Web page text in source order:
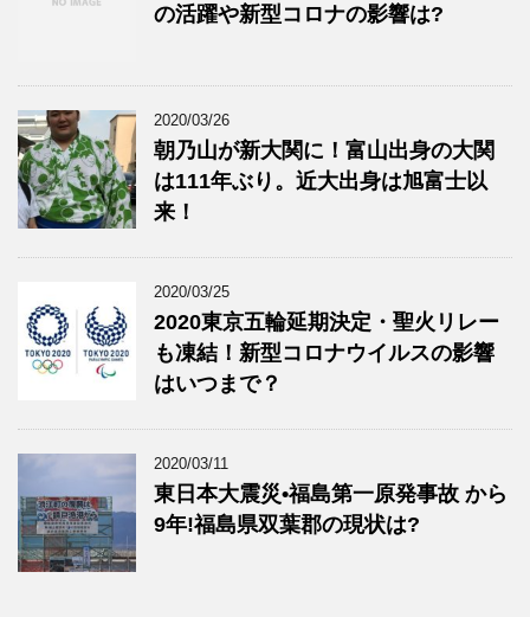
の活躍や新型コロナの影響は?
2020/03/26
朝乃山が新大関に！富山出身の大関
は111年ぶり。近大出身は旭富士以
来！
2020/03/25
2020東京五輪延期決定・聖火リレー
も凍結！新型コロナウイルスの影響
はいつまで？
2020/03/11
東日本大震災•福島第一原発事故 から
9年!福島県双葉郡の現状は?